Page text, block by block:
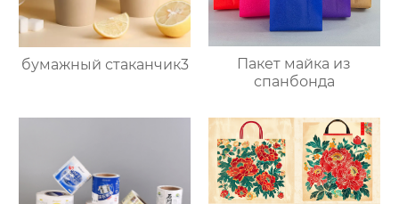
бумажный стаканчик3
Пакет майка из
спанбонда